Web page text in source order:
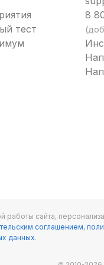
тест
8
сайта,
соглашением,
данных.